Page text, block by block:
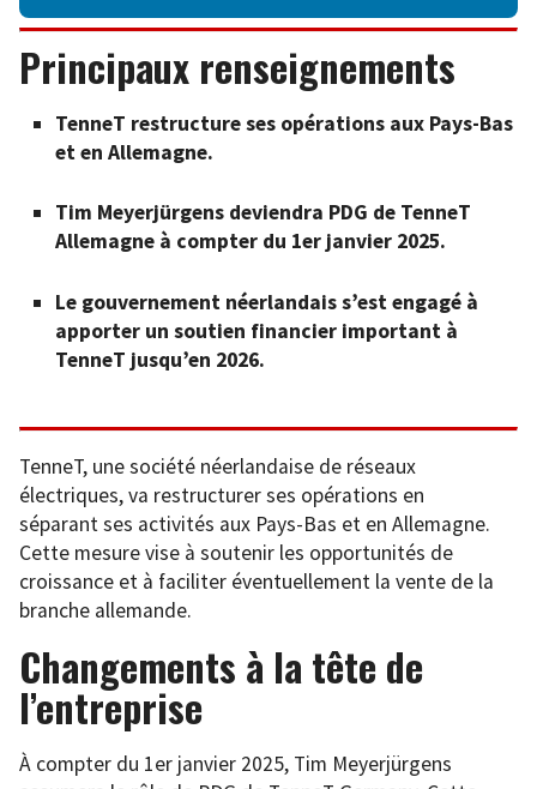
Principaux renseignements
TenneT restructure ses opérations aux Pays-Bas
et en Allemagne.
Tim Meyerjürgens deviendra PDG de TenneT
Allemagne à compter du 1er janvier 2025.
Le gouvernement néerlandais s’est engagé à
apporter un soutien financier important à
TenneT jusqu’en 2026.
TenneT, une société néerlandaise de réseaux
électriques, va restructurer ses opérations en
séparant ses activités aux Pays-Bas et en Allemagne.
Cette mesure vise à soutenir les opportunités de
croissance et à faciliter éventuellement la vente de la
branche allemande.
Changements à la tête de
l’entreprise
À compter du 1er janvier 2025, Tim Meyerjürgens